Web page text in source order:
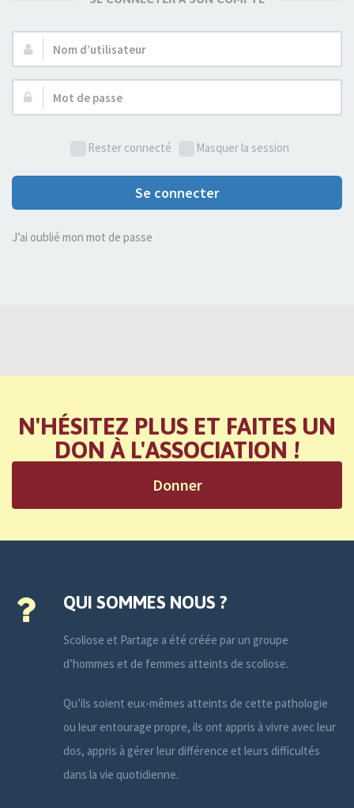
Nom
Mot
Rester connecté Masquer la session
Se connecter
J’ai oublié mon mot de passe
N'HÉSITEZ PLUS ET FAITES UN
DON À L'ASSOCIATION !
Donner
QUI SOMMES NOUS ?
Scoliose et Partage a été créée par un groupe
d’hommes et de femmes atteints de scoliose.
Qu’ils soient eux-mêmes atteints de cette pathologie
ou leur entourage propre, ils ont appris à vivre avec leur
dos, appris à gérer leur différence et leurs difficultés
dans la vie quotidienne.